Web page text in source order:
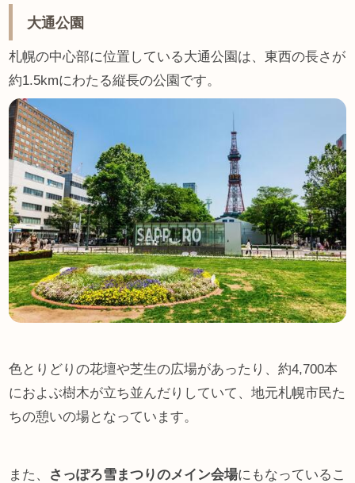
大通公園
札幌の中心部に位置している大通公園は、東西の長さが
約1.5kmにわたる縦長の公園です。
色とりどりの花壇や芝生の広場があったり、約4,700本
におよぶ樹木が立ち並んだりしていて、地元札幌市民た
ちの憩いの場となっています。
また、 さっぽろ雪まつりのメイン会場にもなっているこ